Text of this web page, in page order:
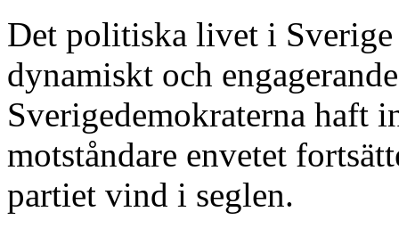
Det politiska livet i Sverige
dynamiskt och
Sverigedemokraterna haft
motståndare envetet
partiet vind i seglen.